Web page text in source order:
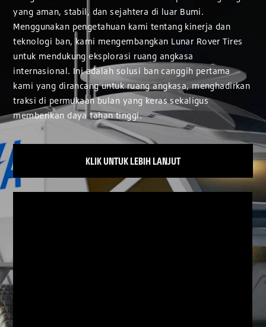
yang aman, stabil, dan sejahtera di luar Bumi.
Menggunakan pengetahuan kami tentang kinerja dan
teknologi ban, kami mengembangkan Lunar Rover Tires
untuk mendukung eksplorasi ruang angkasa
internasional. Ini adalah solusi ban canggih pertama
kami yang dirancang untuk ruang angkasa, menghadirkan
traksi di permukaan bulan yang keras sekaligus
memberikan daya tahan tinggi.
KLIK UNTUK LEBIH LANJUT